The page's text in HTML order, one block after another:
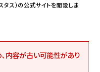
タス）の公式サイトを開設しま
内容が古い可能性があり